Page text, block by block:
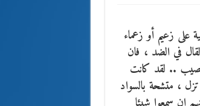
على زعيم أو زعماء
في الضد ، فان
.. لقد كانت
للأمير عبد الإله الوصي على عرش العراق 1939-1952 ولما تزل ، متشحة بالسواد